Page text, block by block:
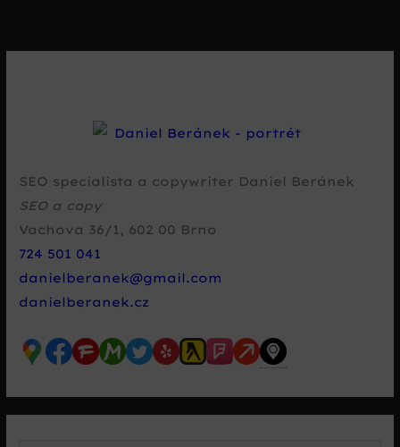
SEO specialista a copywriter Daniel Beránek
SEO a copy
Vachova 36/1 , 602 00 Brno
724 501 041
danielberanek@gmail.com
danielberanek.cz